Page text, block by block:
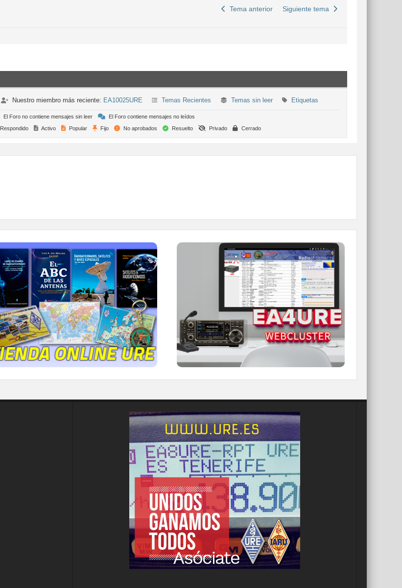
Tema anterior Siguiente tema
Nuestro miembro más reciente: EA10025URE Temas Recientes Temas sin leer Etiquetas
El Foro no contiene mensajes sin leer
El Foro contiene mensajes no leídos
Respondido Activo Popular Fijo No aprobados Resuelto Privado Cerrado
TIENDA ONLINE URE
Publicaciones, mapas, polos, camisetas,
gorras, tazas, forros polares y mucho más...
IR A LA TIENDA DE URE
WEBCLUSTER EA4URE
Conoce el nuevo WebCluster de URE,
ahora con nuevos filtros e información y
compatible con GDURE
IR A WEBCLUSTER